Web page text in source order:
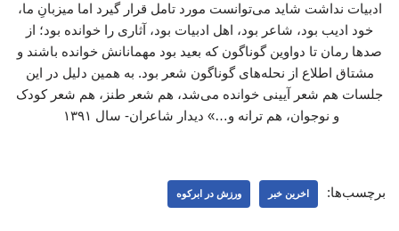
ادبیات نداشت شاید می‌توانست مورد تامل قرار گیرد اما میزبانِ ما،
خود ادیب بود، شاعر بود، اهل ادبیات بود، آثاری را خوانده بود؛ از
صدها رمان تا دواوین گوناگون که بعید بود مهمانانش خوانده باشند و
مشتاق اطلاع از نحله‌های گوناگون شعر بود. به همین دلیل در این
جلسات هم شعر آیینی خوانده می‌شد، هم شعر طنز، هم شعر کودک
و نوجوان، هم ترانه و…» دیدار شاعران- سال ۱۳۹۱
برچسب‌ها: اخرین خبر ورزش در ابرکوه